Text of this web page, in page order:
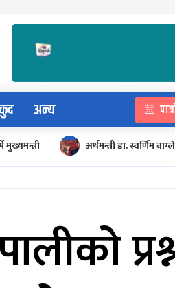
अन्य
मुख्यमन्त्री अर्थमन्त्री डा. स्वर्णिम वाग्ले